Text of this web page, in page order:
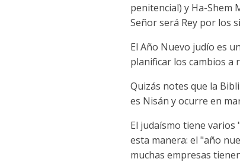
penitencial) y Ha-Shem
Señor será Rey por los
El Año Nuevo judío es
planificar los cambios a
Quizás notes que la
es Nisán y ocurre en
El judaísmo tiene
esta manera: el "año
muchas empresas